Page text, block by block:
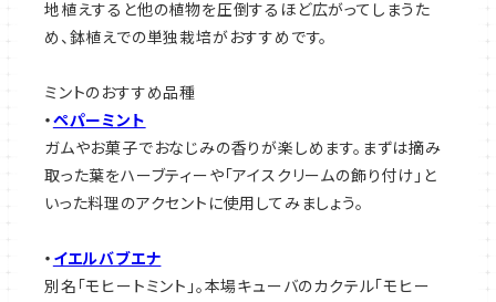
地植えすると他の植物を圧倒するほど広がってしまうた
め、鉢植えでの単独栽培がおすすめです。
ミントのおすすめ品種
・ペパーミント
ガムやお菓子でおなじみの香りが楽しめます。まずは摘み
取った葉をハーブティーや「アイスクリームの飾り付け」と
いった料理のアクセントに使用してみましょう。
・ イエルバブエナ
別名「モヒートミント」。本場キューバのカクテル「モヒー